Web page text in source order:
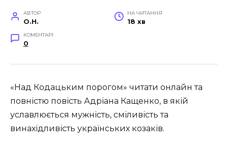
АВТОР
O.H.
НА ЧИТАННЯ
18 хв
КОМЕНТАРІ
0
«Над Кодацьким порогом» читати онлайн та
повністю повість Адріана Кащенко, в якій
уславлюється мужність, сміливість та
винахідливість українських козаків.